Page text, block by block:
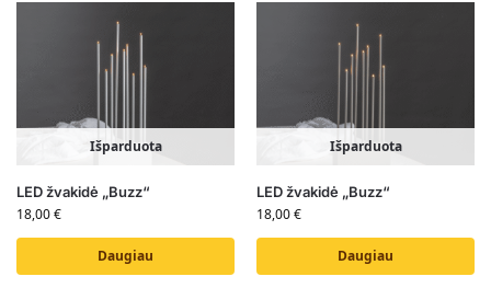
Išparduota
LED žvakidė „Buzz“
18,00€
Daugiau
Išparduota
LED žvakidė „Buzz“
18,00€
Daugiau